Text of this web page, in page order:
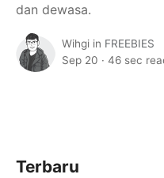
dan dewasa.
Wihgi in FREEBIES
Sep 20 · 46 sec
Terbaru